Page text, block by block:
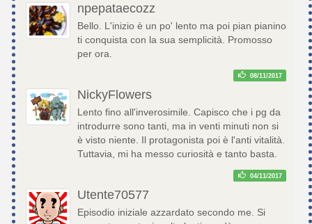
npepataecozz
Bello. L'inizio è un po' lento ma poi pian pianino
ti conquista con la sua semplicità. Promosso
per ora.
08/11/2017
NickyFlowers
Lento fino all'inverosimile. Capisco che i pg da
introdurre sono tanti, ma in venti minuti non si
è visto niente. Il protagonista poi è l'anti vitalità.
Tuttavia, mi ha messo curiosità e tanto basta.
04/11/2017
Utente70577
Episodio iniziale azzardato secondo me. Si